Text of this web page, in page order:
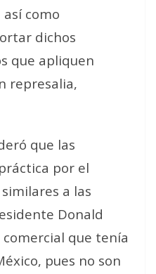
como
dichos
que apliquen
represalia,
que las
por el
a las
Donald
que tenía
pues no son